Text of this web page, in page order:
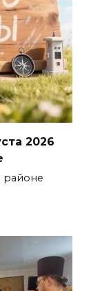
2026
районе